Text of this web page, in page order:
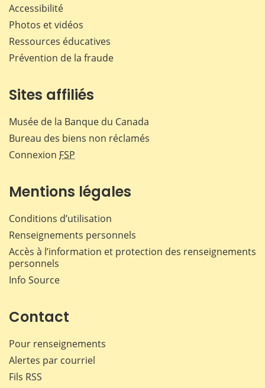
Accessibilité
Photos et vidéos
Ressources éducatives
Prévention de la fraude
Sites affiliés
Musée de la Banque du Canada
Bureau des biens non réclamés
Connexion FSP
Mentions légales
Conditions d’utilisation
Renseignements personnels
Accès à l’information et protection des renseignements
personnels
Info Source
Contact
Pour renseignements
Alertes par courriel
Fils RSS